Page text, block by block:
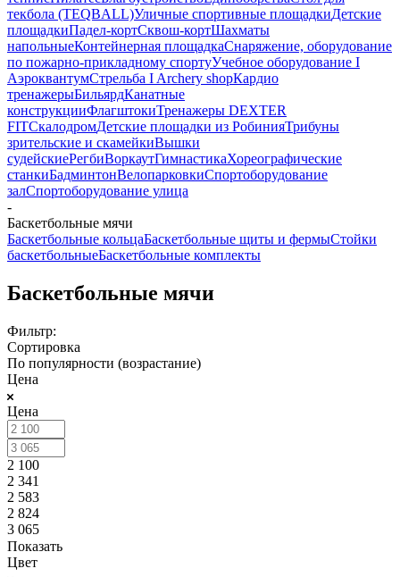
текбола (TEQBALL)Уличные спортивные площадкиДетские
площадкиПадел-кортСквош-кортШахматы
напольныеКонтейнерная площадкаСнаряжение, оборудование
по пожарно-прикладному спортуУчебное оборудование I
АэроквантумСтрельба I Archery shopКардио
тренажерыБильярдКанатные
конструкцииФлагштокиТренажеры DEXTER
FITСкалодромДетские площадки из РобинияТрибуны
зрительские и скамейкиВышки
судейскиеРегбиВоркаутГимнастикаХореографические
станкиБадминтонВелопарковкиСпортоборудование
залСпортоборудование улица
-
Баскетбольные мячи
Баскетбольные кольцаБаскетбольные щиты и фермыСтойки
баскетбольныеБаскетбольные комплекты
Баскетбольные мячи
Фильтр:
Сортировка
По популярности (возрастание)
Цена
Цена
2 100
2 341
2 583
2 824
3 065
Показать
Цвет